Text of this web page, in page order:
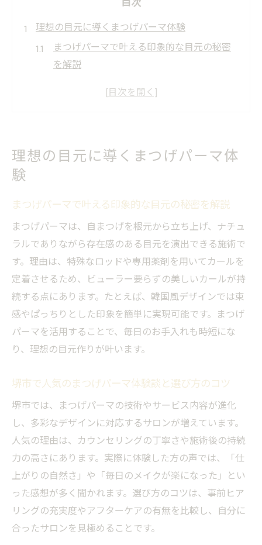
理想の目元に導くまつげパーマ体験
まつげパーマで叶える印象的な目元の秘密
を解説
堺市で人気のまつげパーマ体験談と選び方
まつげパーマ施術前に知っておくべき注意
まつげパーマで理想のデザインを実現する
堺市でまつげパーマを受ける前のQ＆Aと安
心のヒント
アートとまつげパーマの魅力的な組み合わせ
まつげパーマとアート併用で叶う目元美の
実例紹介
アート施術とまつげパーマの相乗効果につ
いて解説
ット
理想のバランスを作るまつげパーマとアー
トの工夫
まつげパーマとアートの持続性を高める秘
訣とは
堺市で体験できるまつげパーマ＋アートの
最新事情
まつげパーマ後のアート施術は安全？
まつげパーマ後のアート施術で気をつけた
理想の目元に導くまつげパーマ体
験
まつげパーマで叶える印象的な目元の秘密を解説
まつげパーマは、自まつげを根元から立ち上げ、ナチュ
ラルでありながら存在感のある目元を演出できる施術で
す。理由は、特殊なロッドや専用薬剤を用いてカールを
定着させるため、ビューラー要らずの美しいカールが持
続する点にあります。たとえば、韓国風デザインでは束
感やぱっちりとした印象を簡単に実現可能です。まつげ
パーマを活用することで、毎日のお手入れも時短にな
り、理想の目元作りが叶います。
堺市で人気のまつげパーマ体験談と選び方のコツ
堺市では、まつげパーマの技術やサービス内容が進化
し、多彩なデザインに対応するサロンが増えています。
人気の理由は、カウンセリングの丁寧さや施術後の持続
力の高さにあります。実際に体験した方の声では、「仕
上がりの自然さ」や「毎日のメイクが楽になった」とい
った感想が多く聞かれます。選び方のコツは、事前ヒア
リングの充実度やアフターケアの有無を比較し、自分に
合ったサロンを見極めることです。